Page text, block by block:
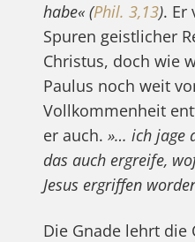
habe« (Phil. 3,13). Er
Spuren geistlicher
Christus, doch wie
Paulus noch weit
Vollkommenheit
er auch. »… ich jage
das auch ergreife,
Jesus ergriffen
Die Gnade lehrt die